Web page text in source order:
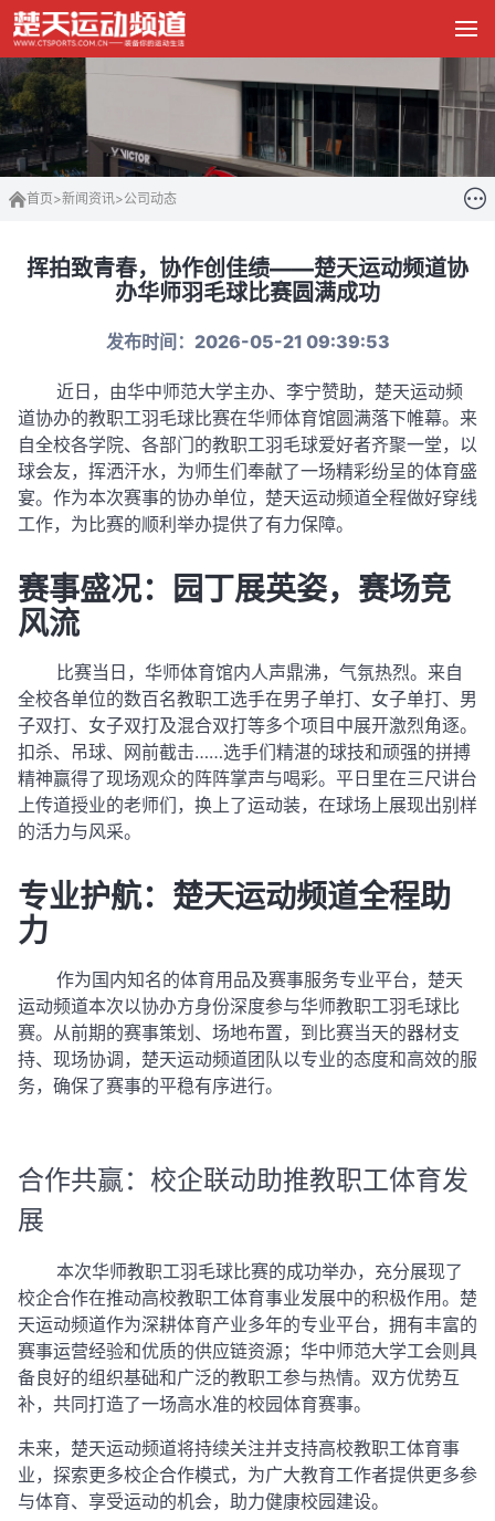
首页>新闻资讯>公司动态
挥拍致青春，协作创佳绩——楚天运动频道协
办华师羽毛球比赛圆满成功
发布时间：2026-05-21 09:39:53
近日，由华中师范大学主办、李宁赞助，楚天运动频
道协办的教职工羽毛球比赛在华师体育馆圆满落下帷幕。来
自全校各学院、各部门的教职工羽毛球爱好者齐聚一堂，以
球会友，挥洒汗水，为师生们奉献了一场精彩纷呈的体育盛
宴。 作为本次赛事的协办单位，楚天运动频道全程做好穿线
工作，为比赛的顺利举办提供了有力保障。
赛事盛况：园丁展英姿，赛场竞
风流
比赛当日，华师体育馆内人声鼎沸，气氛热烈。来自
全校各单位的数百名教职工选手在男子单打、女子单打、男
子双打、女子双打及混合双打等多个项目中展开激烈角逐。
扣杀、吊球、网前截击……选手们精湛的球技和顽强的拼搏
精神赢得了现场观众的阵阵掌声与喝彩。平日里在三尺讲台
上传道授业的老师们，换上了运动装，在球场上展现出别样
的活力与风采。
专业护航：楚天运动频道全程助
力
作为国内知名的体育用品及赛事服务专业平台，楚天
运动频道本次以协办方身份深度参与华师教职工羽毛球比
赛。从前期的赛事策划、场地布置，到比赛当天的器材支
持、现场协调，楚天运动频道团队以专业的态度和高效的服
务，确保了赛事的平稳有序进行。
合作共赢：校企联动助推教职工体育发
展
本次华师教职工羽毛球比赛的成功举办，充分展现了
校企合作在推动高校教职工体育事业发展中的积极作用。楚
天运动频道作为深耕体育产业多年的专业平台，拥有丰富的
赛事运营经验和优质的供应链资源；华中师范大学工会则具
备良好的组织基础和广泛的教职工参与热情。双方优势互
补，共同打造了一场高水准的校园体育赛事。
未来，楚天运动频道将持续关注并支持高校教职工体育事
业，探索更多校企合作模式，为广大教育工作者提供更多参
与体育、享受运动的机会，助力健康校园建设。